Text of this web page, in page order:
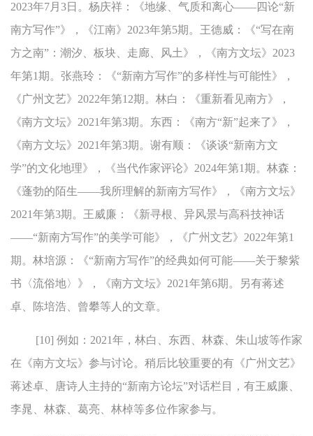
2023年7月3日。杨庆祥：《地缘、气质和离心——四论“新
南方写作”》，《江南》2023年第5期。王德威：《“写在南
方之南”：潮汐、板块、走廊、风土》，《南方文坛》2023
年第1期。张燕玲：《“新南方写作”的多样性与可能性》，
《广州文艺》2022年第12期。林白：《重新看见南方》，
《南方文坛》2021年第3期。东西：《南方“新”起来了》，
《南方文坛》2021年第3期。谢有顺：《谈谈“新南方文
学”的文化地理》，《当代作家评论》2024年第1期。林森：
《蓬勃的陌生——我所理解的新南方写作》，《南方文坛》
2021年第3期。王威廉：《新寻根、异风景与高科技神话
——“新南方写作”的美学可能》，《广州文艺》2022年第1
期。林培源：《“新南方写作”的经典如何可能——关于黎紫
书〈流俗地〉》，《南方文坛》2021年第6期。另有蒋述
卓、陈培浩、曾攀等人的文章。
[10] 例如：2021年，林白、东西、林森、朱山坡等作家
在《南方文坛》参与讨论。稍后比较重要的有《广州文艺》
蒋述卓、唐诗人主持的“新南方论坛”对话栏目，有王威廉、
李晁、林森、葛亮、林棹等多位作家参与。